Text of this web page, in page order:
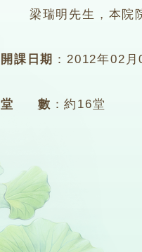
梁瑞明先生，本院
開課日期 ：2012年02月
堂 數 ：約16堂